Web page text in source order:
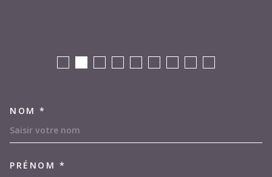
NOM *
PRÉNOM *